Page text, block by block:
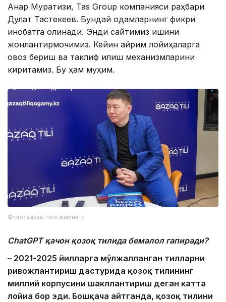
Анар Муратқизи, Tas Group компанияси раҳбари
Дулат Тастекеев. Бундай одамларнинг фикри
инобатга олинади. Энди сайтимиз ишини
жонлантирмоқчимиз. Кейин айрим лойиҳаларга
овоз бериш ва таклиф қилиш механизмларини
киритамиз. Бу ҳам муҳим.
Фото: «Қазақ тілі» жамияти
ChatGPT қачон қозоқ тилида бемалол гапиради?
– 2021-2025 йилларга мўлжалланган тилларни
ривожлантириш дастурида қозоқ тилининг
миллий корпусини шакллантириш деган катта
лойиҳа бор эди. Бошқача айтганда, қозоқ тилини